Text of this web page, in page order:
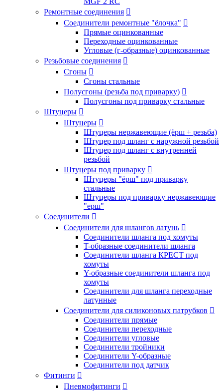
Ремонтные соединения 
Соединители ремонтные "ёлочка" 
Прямые оцинкованные
Переходные оцинкованные
Угловые (г-образные) оцинкованные
Резьбовые соединения 
Сгоны 
Сгоны стальные
Полусгоны (резьба под приварку) 
Полусгоны под приварку стальные
Штуцеры 
Штуцеры 
Штуцеры нержавеющие (ёрш + резьба)
Штуцер под шланг с наружной резьбой
Штуцер под шланг с внутренней
резьбой
Штуцеры под приварку 
Штуцеры "ёрш" под приварку
стальные
Штуцеры под приварку нержавеющие
"ерш"
Соединители 
Соединители для шлангов латунь 
Соединители шланга под хомуты
T-образные соединители шланга
Соединители шланга КРЕСТ под
хомуты
Y-образные соединители шланга под
хомуты
Соединители для шланга переходные
латунные
Соединители для силиконовых патрубков 
Соединители прямые
Соединители переходные
Соединители угловые
Соединители тройники
Соединители Y-образные
Соединители под датчик
Фитинги 
Пневмофитинги 